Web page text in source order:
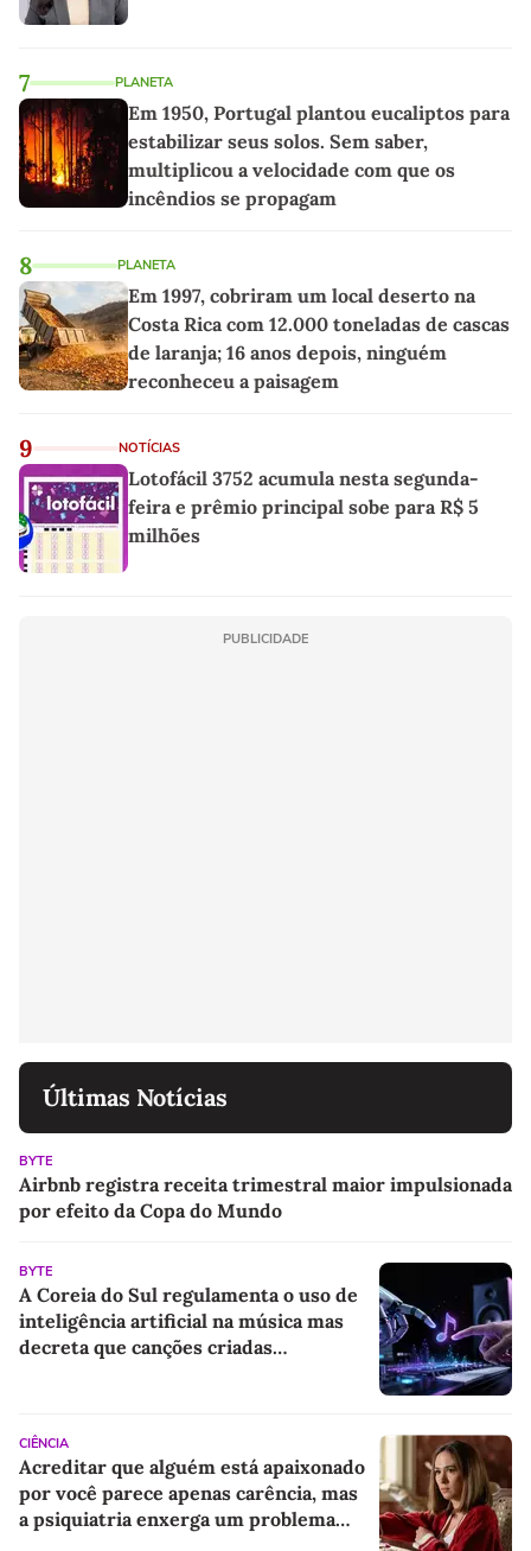
7 PLANETA
Em 1950, Portugal plantou eucaliptos para
estabilizar seus solos. Sem saber,
multiplicou a velocidade com que os
incêndios se propagam
8 PLANETA
Em 1997, cobriram um local deserto na
Costa Rica com 12.000 toneladas de cascas
de laranja; 16 anos depois, ninguém
reconheceu a paisagem
9 NOTÍCIAS
Lotofácil 3752 acumula nesta segunda-
feira e prêmio principal sobe para R$ 5
milhões
PUBLICIDADE
Últimas Notícias
BYTE
Airbnb registra receita trimestral maior impulsionada
por efeito da Copa do Mundo
BYTE
A Coreia do Sul regulamenta o uso de
inteligência artificial na música mas
decreta que canções criadas
CIÊNCIA
Acreditar que alguém está apaixonado
por você parece apenas carência, mas
a psiquiatria enxerga um problema